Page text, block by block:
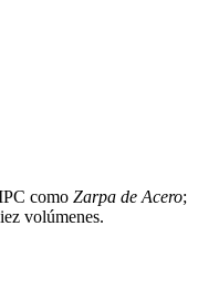
como Zarpa de Acero;
volúmenes.